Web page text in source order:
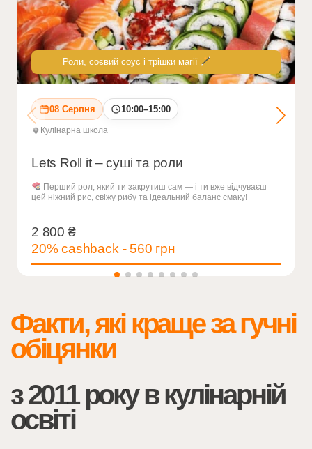
Роли, соєвий соус і трішки магії
08 Серпня 10:00–15:00
Кулінарна школа
Lets Roll it – суші та роли
Перший рол, який ти закрутиш сам — і ти вже відчуваєш
цей ніжний рис, свіжу рибу та ідеальний баланс смаку!
2 800 ₴
20% cashback - 560 грн
2 800 ₴
Факти, які краще за гучні
обіцянки
з 2011 року в кулінарній
освіті